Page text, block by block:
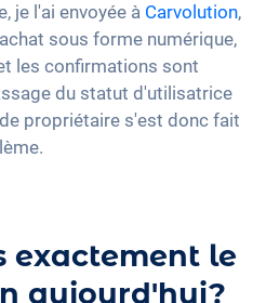
je l'ai envoyée à Carvolution,
sous forme numérique,
les confirmations sont
du statut d'utilisatrice
propriétaire s'est donc fait
exactement le
aujourd'hui?